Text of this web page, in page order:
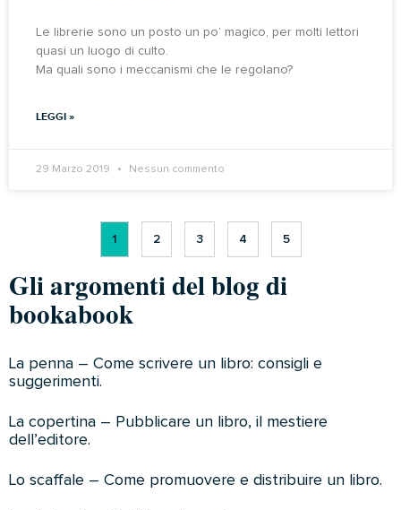
Le librerie sono un posto un po’ magico, per molti lettori
quasi un luogo di culto.
Ma quali sono i meccanismi che le regolano?
LEGGI »
29 Marzo 2019 Nessun commento
1 2 3 4 5
Gli argomenti del blog di
bookabook
La penna – Come scrivere un libro: consigli e
suggerimenti.
La copertina – Pubblicare un libro, il mestiere
dell’editore.
Lo scaffale – Come promuovere e distribuire un libro.